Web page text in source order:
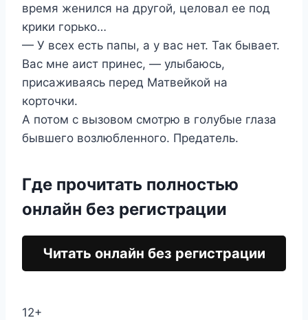
время женился на другой, целовал ее под
крики горько…
— У всех есть папы, а у вас нет. Так бывает.
Вас мне аист принес, — улыбаюсь,
присаживаясь перед Матвейкой на
корточки.
А потом с вызовом смотрю в голубые глаза
бывшего возлюбленного. Предатель.
Где прочитать полностью
онлайн без регистрации
Читать онлайн без регистрации
12+